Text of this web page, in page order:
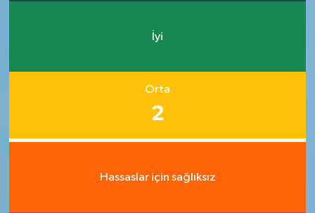
İyi
Orta
2
Hassaslar için sağlıksız